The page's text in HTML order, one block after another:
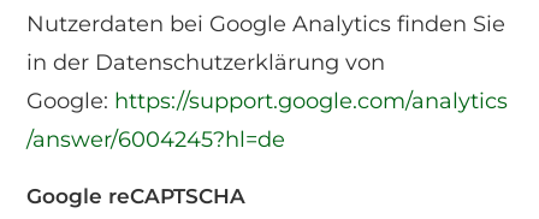
Nutzerdaten bei Google Analytics finden Sie
in der Datenschutzerklärung von
Google: https://support.google.com/analytics
/answer/6004245?hl=de
Google reCAPTSCHA